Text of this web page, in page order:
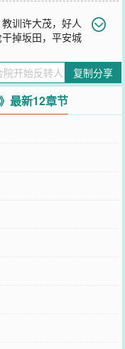
训许大茂，好人
掉坂田，平安城
干掉乾骚包，骆冰是我
敢不把我奔雷手文泰来
句劝，女鬼水多放开让
若巴麻空……每一部影
影视世界，按自己的想
即我心，我意乃天意，
。PS：影视副本包括但
生
复制分享
最新12章节